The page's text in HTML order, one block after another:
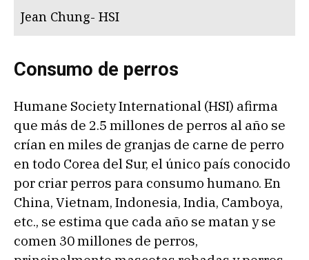
Jean Chung- HSI
Consumo de perros
Humane Society International (HSI) afirma
que más de 2.5 millones de perros al año se
crían en miles de granjas de carne de perro
en todo Corea del Sur, el único país conocido
por criar perros para consumo humano. En
China, Vietnam, Indonesia, India, Camboya,
etc., se estima que cada año se matan y se
comen 30 millones de perros,